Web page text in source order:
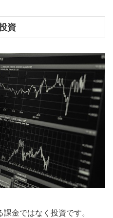
資
金ではなく投資です。